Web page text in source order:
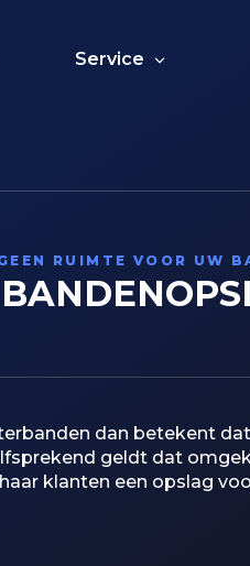
Service
RUIMTE VOOR UW
dan betekent
geldt dat
klanten een opslag